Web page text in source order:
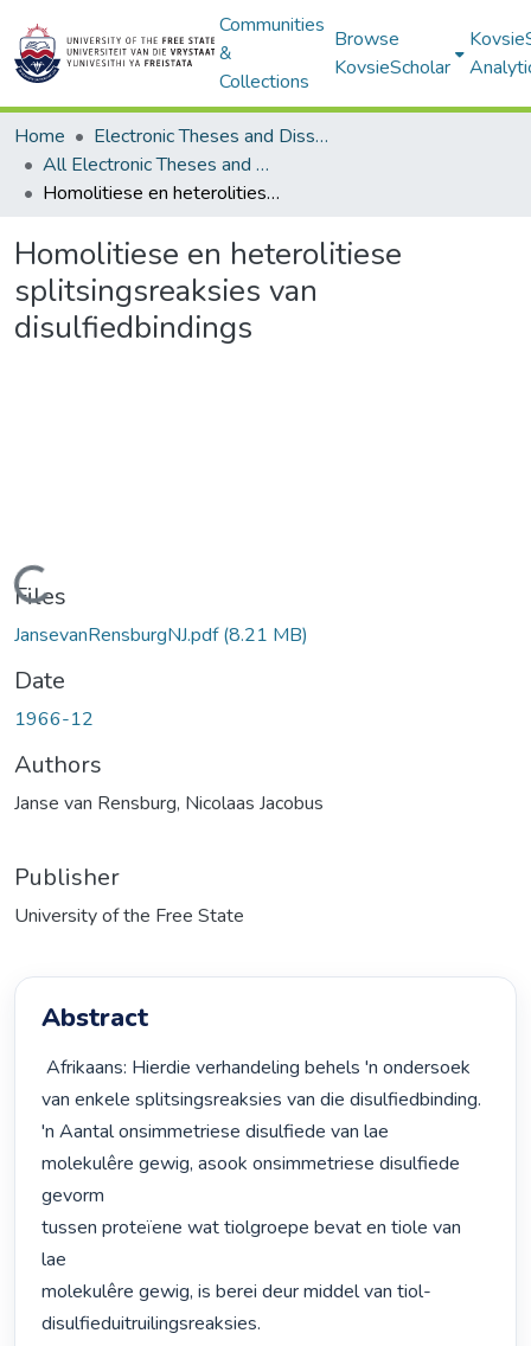
Communities
&
Collections
Browse
KovsieScholar
Home
Electronic Theses and Dissertations
All Electronic Theses and Dissertations
Homolitiese en heterolitiese splitsingsreaksies van disulfiedbindings
Homolitiese en heterolitiese
splitsingsreaksies van
disulfiedbindings
Files
JansevanRensburgNJ.pdf(8.21 MB)
Date
1966-12
Authors
Janse van Rensburg, Nicolaas Jacobus
Publisher
University of the Free State
Abstract
Afrikaans: Hierdie verhandeling behels 'n ondersoek
van enkele splitsingsreaksies van die disulfiedbinding.
'n Aantal onsimmetriese disulfiede van lae
molekulêre gewig, asook onsimmetriese disulfiede
gevorm
tussen proteïene wat tiolgroepe bevat en tiole van
lae
molekulêre gewig, is berei deur middel van tiol-
disulfieduitruilingsreaksies.